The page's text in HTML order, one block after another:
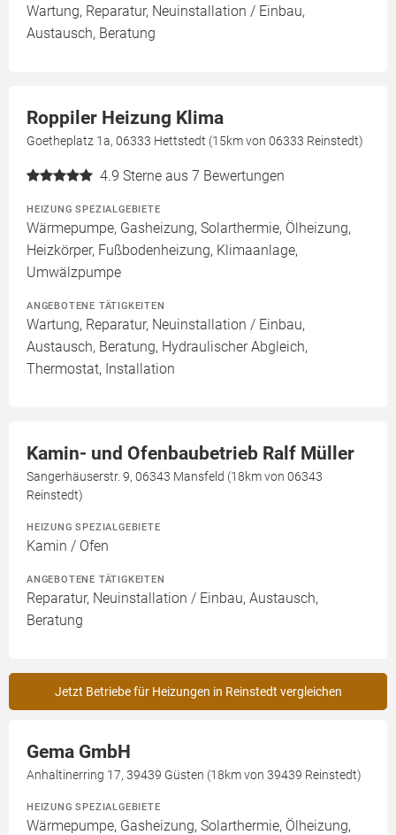
Wartung, Reparatur, Neuinstallation / Einbau,
Austausch, Beratung
Roppiler Heizung Klima
Goetheplatz 1a, 06333 Hettstedt (15km von 06333 Reinstedt)
4.9 Sterne aus 7 Bewertungen
HEIZUNG SPEZIALGEBIETE
Wärmepumpe, Gasheizung, Solarthermie, Ölheizung,
Heizkörper, Fußbodenheizung, Klimaanlage,
Umwälzpumpe
ANGEBOTENE TÄTIGKEITEN
Wartung, Reparatur, Neuinstallation / Einbau,
Austausch, Beratung, Hydraulischer Abgleich,
Thermostat, Installation
Kamin- und Ofenbaubetrieb Ralf Müller
Sangerhäuserstr. 9, 06343 Mansfeld (18km von 06343
Reinstedt)
HEIZUNG SPEZIALGEBIETE
Kamin / Ofen
ANGEBOTENE TÄTIGKEITEN
Reparatur, Neuinstallation / Einbau, Austausch,
Beratung
Jetzt Betriebe für Heizungen in Reinstedt vergleichen
Gema GmbH
Anhaltinerring 17, 39439 Güsten (18km von 39439 Reinstedt)
HEIZUNG SPEZIALGEBIETE
Wärmepumpe, Gasheizung, Solarthermie, Ölheizung,